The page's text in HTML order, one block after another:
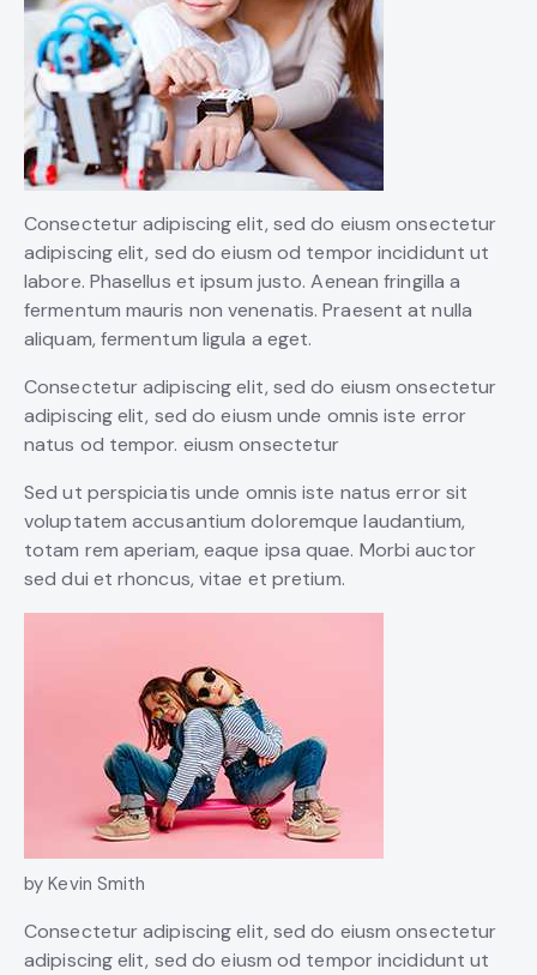
Consectetur adipiscing elit, sed do eiusm onsectetur
adipiscing elit, sed do eiusm od tempor incididunt ut
labore. Phasellus et ipsum justo. Aenean fringilla a
fermentum mauris non venenatis. Praesent at nulla
aliquam, fermentum ligula a eget.
Consectetur adipiscing elit, sed do eiusm onsectetur
adipiscing elit, sed do eiusm unde omnis iste error
natus od tempor. eiusm onsectetur
Sed ut perspiciatis unde omnis iste natus error sit
voluptatem accusantium doloremque laudantium,
totam rem aperiam, eaque ipsa quae. Morbi auctor
sed dui et rhoncus, vitae et pretium.
by Kevin Smith
Consectetur adipiscing elit, sed do eiusm onsectetur
adipiscing elit, sed do eiusm od tempor incididunt ut